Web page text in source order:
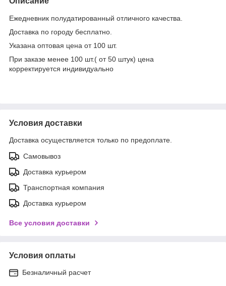
Ежедневник полудатированный отличного качества.
Доставка по городу бесплатно.
Указана оптовая цена от 100 шт.
При заказе менее 100 шт.( от 50 штук) цена
корректируется индивидуально
Условия доставки
Доставка осуществляется только по предоплате.
Самовывоз
Доставка курьером
Транспортная компания
Доставка курьером
Все условия доставки
Условия оплаты
Безналичный расчет